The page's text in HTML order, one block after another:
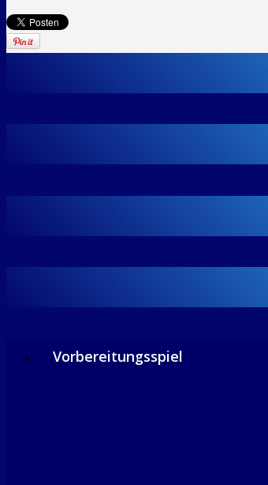
Vorbereitungsspiel